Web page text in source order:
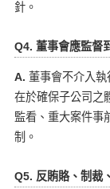
針。
Q4. 董事會應監督
A. 董事會不介入
在於確保子公司之
監看、重大案件事
制。
Q5. 反賄賂、制裁